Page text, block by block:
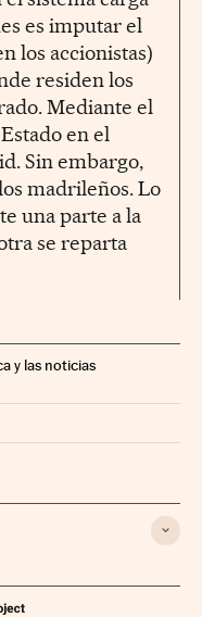
es imputar el
los accionistas)
residen los
Mediante el
en el
Sin embargo,
madrileños. Lo
una parte a la
se reparta
y las noticias